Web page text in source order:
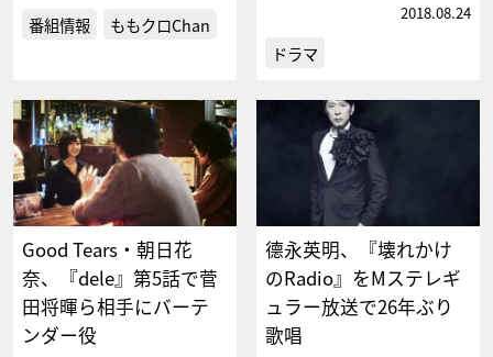
番組情報 ももクロChan
2018.08.24
ドラマ
Good Tears・朝日花
奈、『dele』第5話で菅
田将暉ら相手にバーテ
ンダー役
德永英明、『壊れかけ
のRadio』をMステレギ
ュラー放送で26年ぶり
歌唱